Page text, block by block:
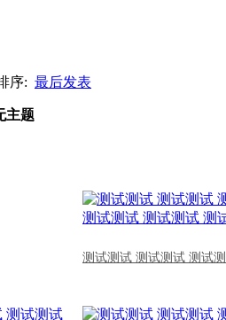
序: 最后发表
主题
测试测试 测试测试 测试